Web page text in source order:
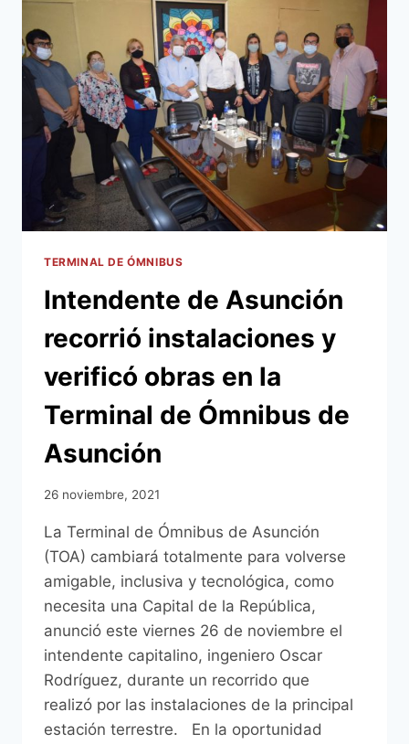
CON
UN
ESTRICTO
CUMPLIMIENTO
DEL
PROTOCOLO
SANITARIO
TERMINAL DE ÓMNIBUS
Intendente de Asunción
recorrió instalaciones y
verificó obras en la
Terminal de Ómnibus de
Asunción
26 noviembre, 2021
La Terminal de Ómnibus de Asunción
(TOA) cambiará totalmente para volverse
amigable, inclusiva y tecnológica, como
necesita una Capital de la República,
anunció este viernes 26 de noviembre el
intendente capitalino, ingeniero Oscar
Rodríguez, durante un recorrido que
realizó por las instalaciones de la principal
estación terrestre. En la oportunidad